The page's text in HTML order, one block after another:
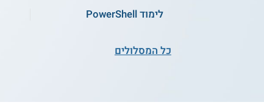
קורס המשחק הראשון שלי
מותאם לילדים
לימוד PowerShell
כל המסלולים